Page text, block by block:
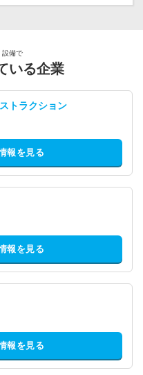
設備で
いる企業
トラクション
報を見る
報を見る
報を見る